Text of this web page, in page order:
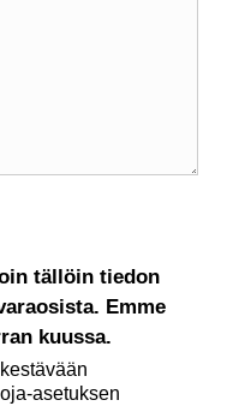
tällöin tiedon
Emme
kuussa.
asetuksen